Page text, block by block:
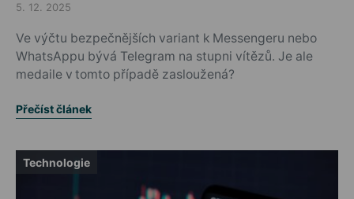
Posted on
5. 12. 2025
Ve výčtu bezpečnějších variant k Messengeru nebo
WhatsAppu bývá Telegram na stupni vítězů. Je ale
medaile v tomto případě zasloužená?
Přečíst článek
Technologie